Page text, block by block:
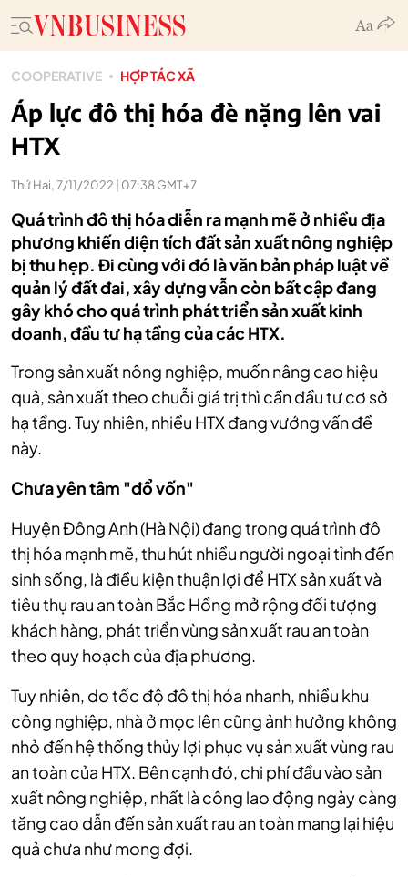
COOPERATIVE HỢP TÁC XÃ
Áp lực đô thị hóa đè nặng lên vai
HTX
Thứ Hai, 7/11/2022 | 07:38 GMT+7
Quá trình đô thị hóa diễn ra mạnh mẽ ở nhiều địa
phương khiến diện tích đất sản xuất nông nghiệp
bị thu hẹp. Đi cùng với đó là văn bản pháp luật về
quản lý đất đai, xây dựng vẫn còn bất cập đang
gây khó cho quá trình phát triển sản xuất kinh
doanh, đầu tư hạ tầng của các HTX.
Trong sản xuất nông nghiệp, muốn nâng cao hiệu
quả, sản xuất theo chuỗi giá trị thì cần đầu tư cơ sở
hạ tầng. Tuy nhiên, nhiều HTX đang vướng vấn đề
này.
Chưa yên tâm "đổ vốn"
Huyện Đông Anh (Hà Nội) đang trong quá trình đô
thị hóa mạnh mẽ, thu hút nhiều người ngoại tỉnh đến
sinh sống, là điều kiện thuận lợi để HTX sản xuất và
tiêu thụ rau an toàn Bắc Hồng mở rộng đối tượng
khách hàng, phát triển vùng sản xuất rau an toàn
theo quy hoạch của địa phương.
Tuy nhiên, do tốc độ đô thị hóa nhanh, nhiều khu
công nghiệp, nhà ở mọc lên cũng ảnh hưởng không
nhỏ đến hệ thống thủy lợi phục vụ sản xuất vùng rau
an toàn của HTX. Bên cạnh đó, chi phí đầu vào sản
xuất nông nghiệp, nhất là công lao động ngày càng
tăng cao dẫn đến sản xuất rau an toàn mang lại hiệu
quả chưa như mong đợi.